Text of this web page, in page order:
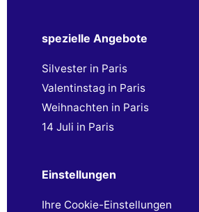
spezielle Angebote
Silvester in Paris
Valentinstag in Paris
Weihnachten in Paris
14 Juli in Paris
Einstellungen
Ihre Cookie-Einstellungen